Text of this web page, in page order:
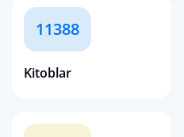
11388
Kitoblar